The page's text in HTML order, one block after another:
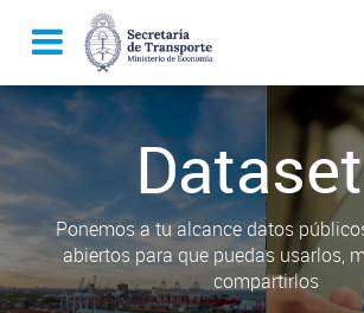
Ponemos a tu alcance datos
abiertos para que puedas usarlos,
compartirlos